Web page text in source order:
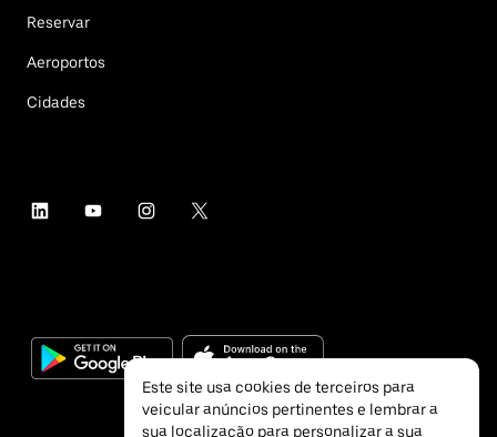
Reservar
Aeroportos
Cidades
Este site usa cookies de terceiros para
veicular anúncios pertinentes e lembrar a
sua localização para personalizar a sua